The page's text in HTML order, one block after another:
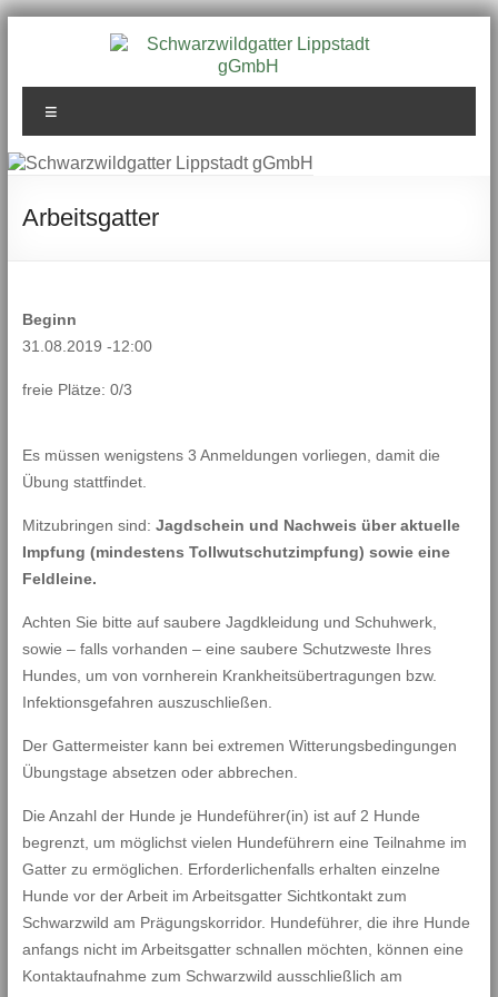
Schwarzwildgatter
Lippstadt gGmbH
Arbeitsgatter
Beginn
31.08.2019 -12:00
freie Plätze: 0/3
Es müssen wenigstens 3 Anmeldungen vorliegen, damit die
Übung stattfindet.
Mitzubringen sind: Jagdschein und Nachweis über aktuelle
Impfung (mindestens Tollwutschutzimpfung) sowie eine
Feldleine.
Achten Sie bitte auf saubere Jagdkleidung und Schuhwerk,
sowie – falls vorhanden – eine saubere Schutzweste Ihres
Hundes, um von vornherein Krankheitsübertragungen bzw.
Infektionsgefahren auszuschließen.
Der Gattermeister kann bei extremen Witterungsbedingungen
Übungstage absetzen oder abbrechen.
Die Anzahl der Hunde je Hundeführer(in) ist auf 2 Hunde
begrenzt, um möglichst vielen Hundeführern eine Teilnahme im
Gatter zu ermöglichen. Erforderlichenfalls erhalten einzelne
Hunde vor der Arbeit im Arbeitsgatter Sichtkontakt zum
Schwarzwild am Prägungskorridor. Hundeführer, die ihre Hunde
anfangs nicht im Arbeitsgatter schnallen möchten, können eine
Kontaktaufnahme zum Schwarzwild ausschließlich am